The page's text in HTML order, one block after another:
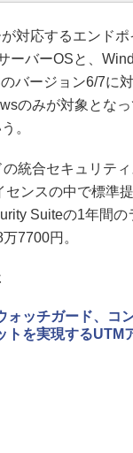
対応するエンド
ーバーOSと、
バージョン6/7に
のみが対象とな
。
統合セキュリテ
センスの中で標準
Suiteの1年間
7700円。
ォッチガード、コ
トを実現するUTM